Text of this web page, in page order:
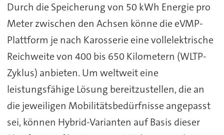
Durch die Speicherung von 50 kWh Energie pro
Meter zwischen den Achsen könne die eVMP-
Plattform je nach Karosserie eine vollelektrische
Reichweite von 400 bis 650 Kilometern (WLTP-
Zyklus) anbieten. Um weltweit eine
leistungsfähige Lösung bereitzustellen, die an
die jeweiligen Mobilitätsbedürfnisse angepasst
sei, können Hybrid-Varianten auf Basis dieser